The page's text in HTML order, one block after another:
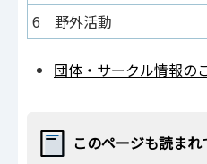
6 野外活動
団体・サークル情報の
このページも読まれ